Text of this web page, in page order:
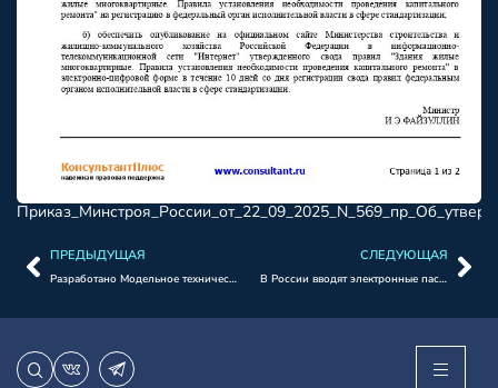
ПРЕДЫДУЩАЯ
Разработано Модельное техническое задание на проведение работ при заключении договора на оказание услуг и (или) выполнение работ по оценке технического состояния многоквартирных домов.
СЛЕДУЮЩАЯ
В России вводят электронные паспорта многоквартирных домов.